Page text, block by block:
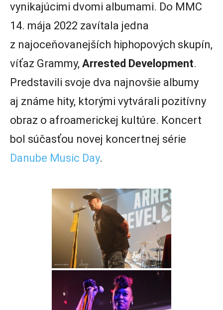
vynikajúcimi dvomi albumami. Do MMC
14. mája 2022 zavítala jedna
z najoceňovanejších hiphopových skupín,
víťaz Grammy, Arrested Development.
Predstavili svoje dva najnovšie albumy
aj známe hity, ktorými vytvárali pozitívny
obraz o afroamerickej kultúre. Koncert
bol súčasťou novej koncertnej série
Danube Music Day.